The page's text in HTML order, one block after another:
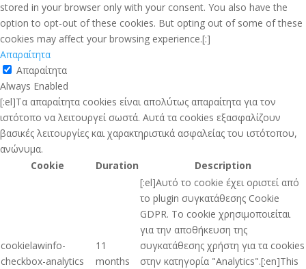
stored in your browser only with your consent. You also have the
option to opt-out of these cookies. But opting out of some of these
cookies may affect your browsing experience.[:]
Απαραίτητα
Απαραίτητα
Always Enabled
[:el]Τα απαραίτητα cookies είναι απολύτως απαραίτητα για τον
ιστότοπο να λειτουργεί σωστά. Αυτά τα cookies εξασφαλίζουν
βασικές λειτουργίες και χαρακτηριστικά ασφαλείας του ιστότοπου,
ανώνυμα.
Cookie
Duration Description
cookielawinfo-
checkbox-analytics
11
months
[:el]Αυτό το cookie έχει οριστεί από
το plugin συγκατάθεσης Cookie
GDPR. Το cookie χρησιμοποιείται
για την αποθήκευση της
συγκατάθεσης χρήστη για τα cookies
στην κατηγορία "Analytics".[:en]This